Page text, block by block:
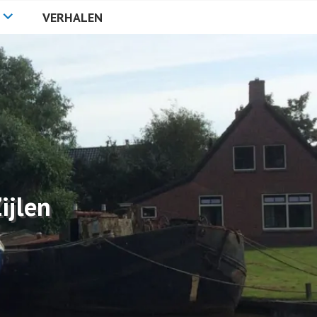
VERHALEN